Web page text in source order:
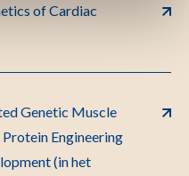
of Cardiac
Genetic Muscle
Protein Engineering
(in het